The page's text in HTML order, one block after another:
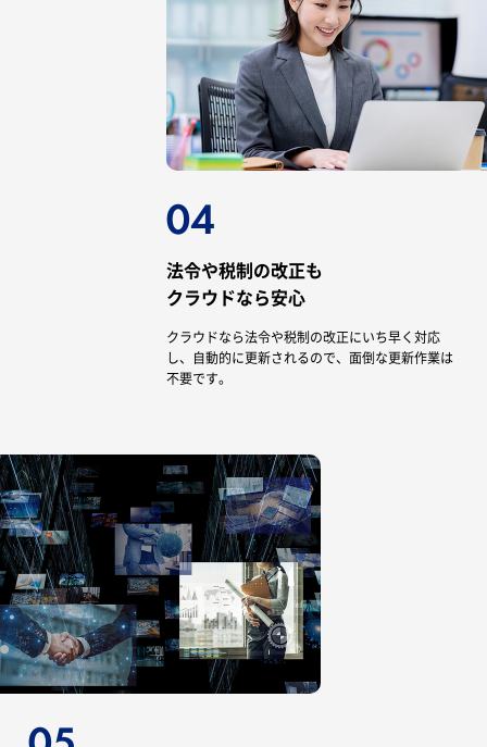
法令や税制の改正も
クラウドなら安心
クラウドなら法令や税制の改正にいち早く対応
し、自動的に更新されるので、面倒な更新作業は
不要です。